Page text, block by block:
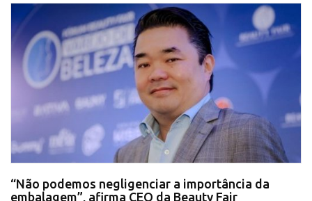
“Não podemos negligenciar a importância da
embalagem”, afirma CEO da Beauty Fair